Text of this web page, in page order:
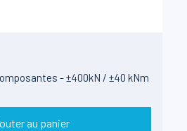
- ±400kN / ±40 kNm
au panier